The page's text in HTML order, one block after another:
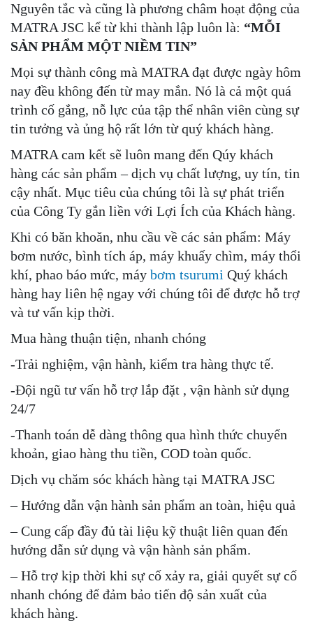
Nguyên tắc và cũng là phương châm hoạt động của
MATRA JSC kể từ khi thành lập luôn là: “MỖI
SẢN PHẨM MỘT NIỀM TIN”
Mọi sự thành công mà MATRA đạt được ngày hôm
nay đều không đến từ may mắn. Nó là cả một quá
trình cố gắng, nỗ lực của tập thể nhân viên cùng sự
tin tưởng và ủng hộ rất lớn từ quý khách hàng.
MATRA cam kết sẽ luôn mang đến Qúy khách
hàng các sản phẩm – dịch vụ chất lượng, uy tín, tin
cậy nhất. Mục tiêu của chúng tôi là sự phát triển
của Công Ty gắn liền với Lợi Ích của Khách hàng.
Khi có băn khoăn, nhu cầu về các sản phẩm: Máy
bơm nước, bình tích áp, máy khuấy chìm, máy thổi
khí, phao báo mức, máy bơm tsurumi Quý khách
hàng hay liên hệ ngay với chúng tôi để được hỗ trợ
và tư vấn kịp thời.
Mua hàng thuận tiện, nhanh chóng
-Trải nghiệm, vận hành, kiểm tra hàng thực tế.
-Đội ngũ tư vấn hỗ trợ lắp đặt , vận hành sử dụng
24/7
-Thanh toán dễ dàng thông qua hình thức chuyển
khoản, giao hàng thu tiền, COD toàn quốc.
Dịch vụ chăm sóc khách hàng tại MATRA JSC
– Hướng dẫn vận hành sản phẩm an toàn, hiệu quả
– Cung cấp đầy đủ tài liệu kỹ thuật liên quan đến
hướng dẫn sử dụng và vận hành sản phẩm.
– Hỗ trợ kịp thời khi sự cố xảy ra, giải quyết sự cố
nhanh chóng để đảm bảo tiến độ sản xuất của
khách hàng.